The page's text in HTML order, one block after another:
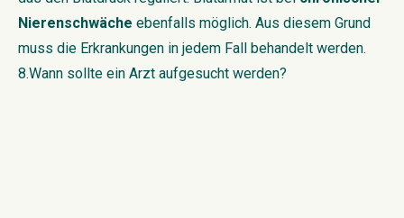
Nierenschwäche ebenfalls möglich. Aus diesem Grund
muss die Erkrankungen in jedem Fall behandelt werden.
8.Wann sollte ein Arzt aufgesucht werden?